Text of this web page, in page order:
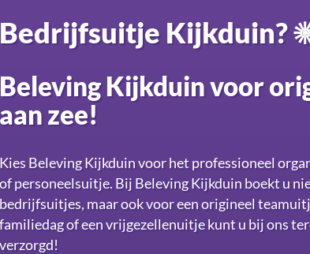
Bedrijfsuitje Kijkduin?
Beleving Kijkduin voor
aan zee!
Kies Beleving Kijkduin voor het professioneel
of personeelsuitje. Bij Beleving Kijkduin boekt u
bedrijfsuitjes, maar ook voor een origineel
familiedag of een vrijgezellenuitje kunt u bij ons
verzorgd!